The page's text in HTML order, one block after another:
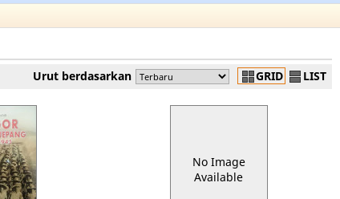
GRID LIST
Urut berdasarkan
No Image
Available